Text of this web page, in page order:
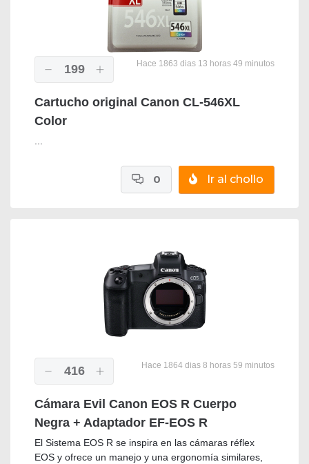
199 Hace 1863 dias 13 horas 49 minutos
Cartucho original Canon CL-546XL
Color
Ir al chollo
0
416 Hace 1864 dias 8 horas 59 minutos
Cámara Evil Canon EOS R Cuerpo
Negra + Adaptador EF-EOS R
El Sistema EOS R se inspira en las cámaras réflex
EOS y ofrece un manejo y una ergonomía similares,